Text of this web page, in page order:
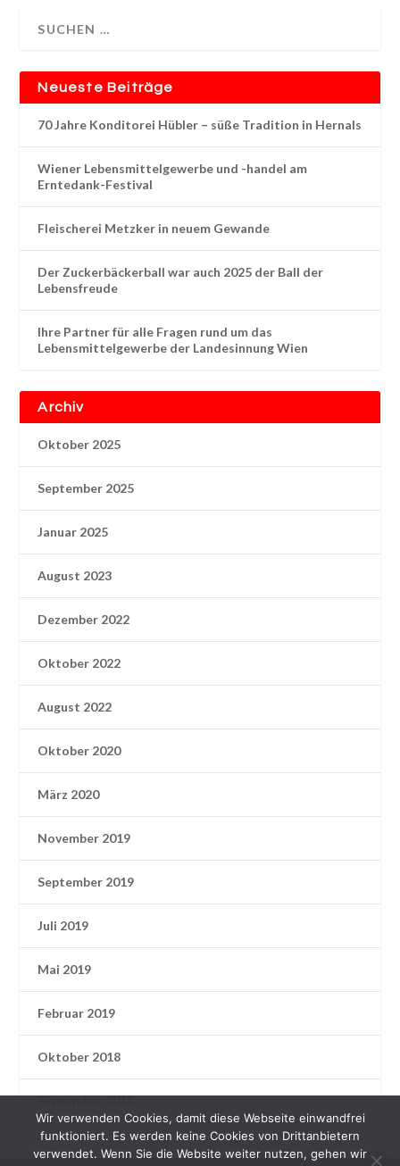
Neueste Beiträge
70 Jahre Konditorei Hübler – süße Tradition in Hernals
Wiener Lebensmittelgewerbe und -handel am
Erntedank-Festival
Fleischerei Metzker in neuem Gewande
Der Zuckerbäckerball war auch 2025 der Ball der
Lebensfreude
Ihre Partner für alle Fragen rund um das
Lebensmittelgewerbe der Landesinnung Wien
Archiv
Oktober 2025
September 2025
Januar 2025
August 2023
Dezember 2022
Oktober 2022
August 2022
Oktober 2020
März 2020
November 2019
September 2019
Juli 2019
Mai 2019
Februar 2019
Oktober 2018
September 2018
Wir verwenden Cookies, damit diese Webseite einwandfrei
funktioniert. Es werden keine Cookies von Drittanbietern
verwendet. Wenn Sie die Website weiter nutzen, gehen wir